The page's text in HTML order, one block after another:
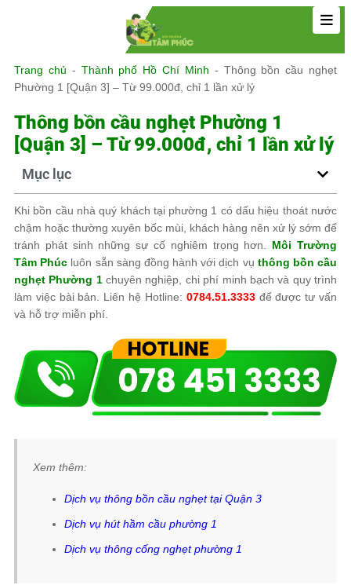
Trang chủ - Thành phố Hồ Chí Minh - Thông bồn cầu nghẹt
Phường 1 [Quận 3] – Từ 99.000đ, chỉ 1 lần xử lý
Thông bồn cầu nghẹt Phường 1
[Quận 3] – Từ 99.000đ, chỉ 1 lần xử lý
Mục lục
Khi bồn cầu nhà quý khách tại phường 1 có dấu hiệu thoát nước
chậm hoặc thường xuyên bốc mùi, khách hàng nên xử lý sớm để
tránh phát sinh những sự cố nghiêm trọng hơn. Môi Trường
Tâm Phúc luôn sẵn sàng đồng hành với dịch vụ thông bồn cầu
nghẹt Phường 1chuyên nghiệp, chi phí minh bạch và quy trình
làm việc bài bản. Liên hệ Hotline: 0784.51.3333để được tư vấn
và hỗ trợ miễn phí.
Xem thêm:
Dịch vụ thông bồn cầu nghẹt tại Quận 3
Dịch vụ hút hầm cầu phường 1
Dịch vụ thông cống nghẹt phường 1